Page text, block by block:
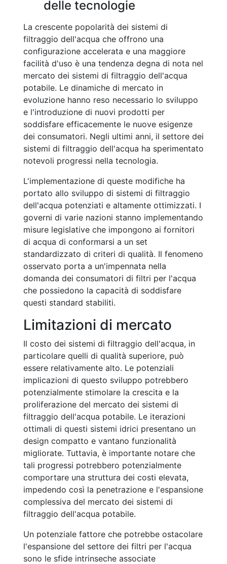
delle tecnologie
La crescente popolarità dei sistemi di
filtraggio dell'acqua che offrono una
configurazione accelerata e una maggiore
facilità d'uso è una tendenza degna di nota nel
mercato dei sistemi di filtraggio dell'acqua
potabile. Le dinamiche di mercato in
evoluzione hanno reso necessario lo sviluppo
e l'introduzione di nuovi prodotti per
soddisfare efficacemente le nuove esigenze
dei consumatori. Negli ultimi anni, il settore dei
sistemi di filtraggio dell'acqua ha sperimentato
notevoli progressi nella tecnologia.
L'implementazione di queste modifiche ha
portato allo sviluppo di sistemi di filtraggio
dell'acqua potenziati e altamente ottimizzati. I
governi di varie nazioni stanno implementando
misure legislative che impongono ai fornitori
di acqua di conformarsi a un set
standardizzato di criteri di qualità. Il fenomeno
osservato porta a un'impennata nella
domanda dei consumatori di filtri per l'acqua
che possiedono la capacità di soddisfare
questi standard stabiliti.
Limitazioni di mercato
Il costo dei sistemi di filtraggio dell'acqua, in
particolare quelli di qualità superiore, può
essere relativamente alto. Le potenziali
implicazioni di questo sviluppo potrebbero
potenzialmente stimolare la crescita e la
proliferazione del mercato dei sistemi di
filtraggio dell'acqua potabile. Le iterazioni
ottimali di questi sistemi idrici presentano un
design compatto e vantano funzionalità
migliorate. Tuttavia, è importante notare che
tali progressi potrebbero potenzialmente
comportare una struttura dei costi elevata,
impedendo così la penetrazione e l'espansione
complessiva del mercato dei sistemi di
filtraggio dell'acqua potabile.
Un potenziale fattore che potrebbe ostacolare
l'espansione del settore dei filtri per l'acqua
sono le sfide intrinseche associate